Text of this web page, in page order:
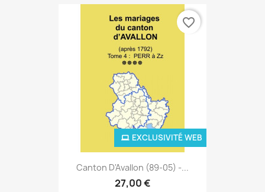
Canton D'Avallon (89-05) -...
27,00 €
EXCLUSIVITÉ WEB
favorite_border